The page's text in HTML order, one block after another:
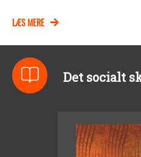
LÆS MERE
Det socialt